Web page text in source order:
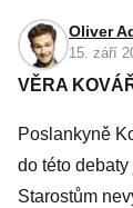
Oliver
15. září
VĚRA
Poslankyně
do této
Starostům